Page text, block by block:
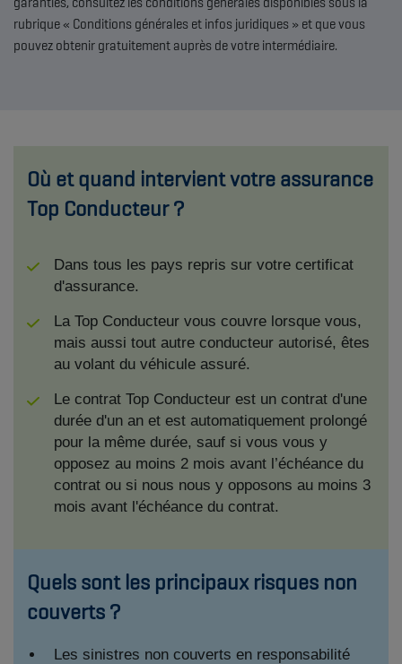
rubrique « Conditions générales et infos juridiques » et que vous
pouvez obtenir gratuitement auprès de votre intermédiaire.
Où et quand intervient votre assurance
Top Conducteur ?
Dans tous les pays repris sur votre certificat
d'assurance.
La Top Conducteur vous couvre lorsque vous,
mais aussi tout autre conducteur autorisé, êtes
au volant du véhicule assuré.
Le contrat Top Conducteur est un contrat d'une
durée d'un an et est automatiquement prolongé
pour la même durée, sauf si vous vous y
opposez au moins 2 mois avant l’échéance du
contrat ou si nous nous y opposons au moins 3
mois avant l'échéance du contrat.
Quels sont les principaux risques non
couverts ?
Les sinistres non couverts en responsabilité